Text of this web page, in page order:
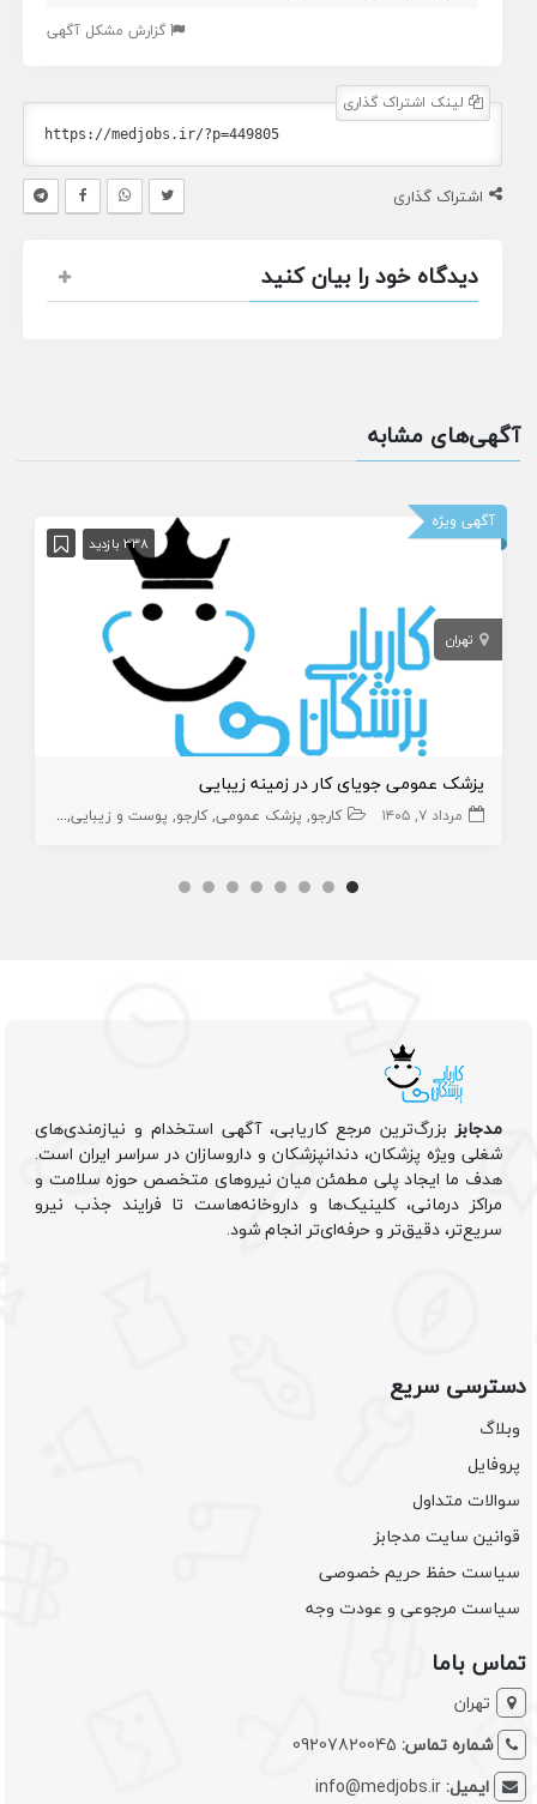
گزارش مشکل آگهی
لینک اشتراک گذاری
اشتراک گذاری
دیدگاه خود را بیان کنید
آگهی‌های مشابه
آگهی ویژه
338 بازدید
تهران
پزشک عمومی جویای کار در زمینه زیبایی
مرداد ۷, ۱۴۰۵ کارجو پزشک عمومی کارجو پوست و زیبایی زیبایی
مدجابزبزرگ‌ترین مرجع کاریابی، آگهی استخدام و نیازمندی‌های
شغلی ویژه پزشکان، دندانپزشکان و داروسازان در سراسر ایران است.
هدف ما ایجاد پلی مطمئن میان نیروهای متخصص حوزه سلامت و
مراکز درمانی، کلینیک‌ها و داروخانه‌هاست تا فرایند جذب نیرو
سریع‌تر، دقیق‌تر و حرفه‌ای‌تر انجام شود.
دسترسی سریع
وبلاگ
پروفایل
سوالات متداول
قوانین سایت مدجابز
سیاست حفظ حریم خصوصی
سیاست مرجوعی و عودت وجه
تماس باما
تهران
شماره تماس: 09207820045
ایمیل:info@medjobs.ir